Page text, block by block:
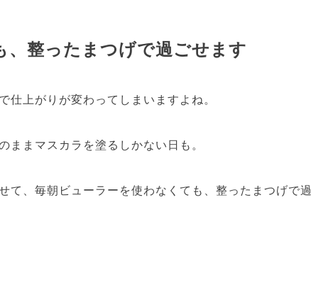
、整ったまつげで過ごせます
仕上がりが変わってしまいますよね。
まマスカラを塗るしかない日も。
て、毎朝ビューラーを使わなくても、整ったまつげで過